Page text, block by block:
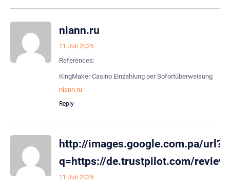
niann.ru
11 Juli 2026
References:
KingMaker Casino Einzahlung per Sofortüberweisung
niann.ru
Reply
http://images.google.com.pa/url?
q=https://de.trustpilot.com/
11 Juli 2026